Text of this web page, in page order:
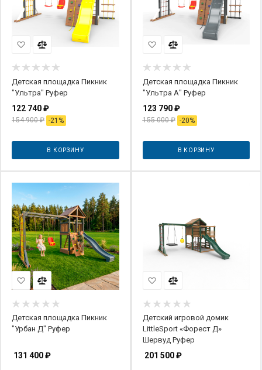
Детская площадка Пикник
"Ультра" Руфер
122 740₽
154 900₽ -21 %
В КОРЗИНУ
Детская площадка Пикник
"Ультра А" Руфер
123 790₽
155 000₽ -20%
В КОРЗИНУ
Детская площадка Пикник
"Урбан Д" Руфер
131 400₽
Детский игровой домик
LittleSport «Форест Д»
Шервуд Руфер
201 500₽